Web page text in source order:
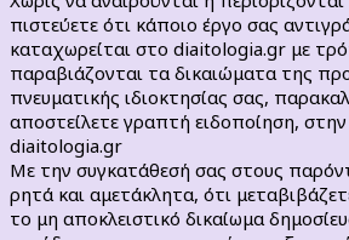
πιστεύετε ότι κάποιο έργο σας
καταχωρείται στο diaitologia.gr με
παραβιάζονται τα δικαιώματα της
πνευματικής ιδιοκτησίας σας,
αποστείλετε γραπτή ειδοποίηση,
diaitologia.gr
Με την συγκατάθεσή σας στους
ρητά και αμετάκλητα, ότι
το μη αποκλειστικό δικαίωμα